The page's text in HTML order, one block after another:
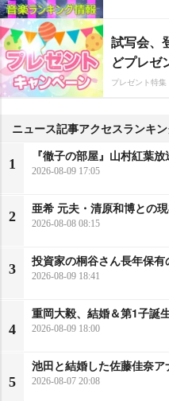
試写会、
どプレゼ
プレゼント特集
ニュース記事アクセスランキ
1
『徹子の部屋』山村紅葉
2026-08-09 17:05
2
亜希 元夫・清原和博との
2026-08-08 08:15
3
投資家の桐谷さん長年保有
2026-08-09 18:41
4
重岡大毅、結婚＆第1子誕
2026-08-09 18:00
5
池田と結婚した佐藤佳奈
2026-08-07 20:08